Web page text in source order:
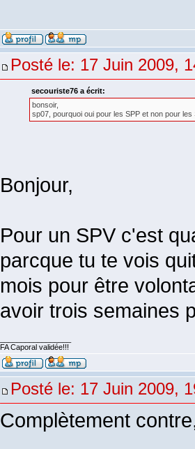
Posté le: 17 Juin 2009,
secouriste76 a écrit:
bonsoir,
sp07, pourquoi oui pour les SPP et non pour les
Bonjour,
Pour un SPV c'est
parcque tu te vois
mois pour être
avoir trois semaines
FA Caporal validée!!!
Posté le: 17 Juin 2009,
Complètement